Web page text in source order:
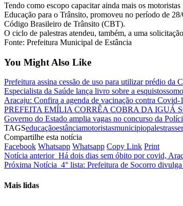
Tendo como escopo capacitar ainda mais os
Educação para o Trânsito, promoveu no período de
Código Brasileiro de Trânsito (CBT).
O ciclo de palestras atendeu, também, a uma
Fonte: Prefeitura Municipal de Estância
You Might Also Like
Prefeitura assina cessão de uso para utilizar prédio
Especialista da Saúde lança livro sobre a
Aracaju: Confira a agenda de vacinação contra Covid-
PREFEITA EMÍLIA CORRÊA COBRA DA IGUÁ
Governo do Estado amplia vagas no concurso da
TAGSeducaçãoestânciamotoristasmunicipiopalestras
Compartilhe esta notícia
Facebook Whatsapp Whatsapp Copy Link Print
Notícia anterior Há dois dias sem óbito por covid,
Próxima Notícia 4° lista: Prefeitura de Socorro
Mais lidas